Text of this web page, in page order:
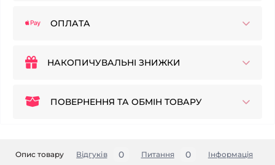
ОПЛАТА
НАКОПИЧУВАЛЬНІ ЗНИЖКИ
ПОВЕРНЕННЯ ТА ОБМІН ТОВАРУ
Опис товару Відгуків 0 Питання 0 Iнформація